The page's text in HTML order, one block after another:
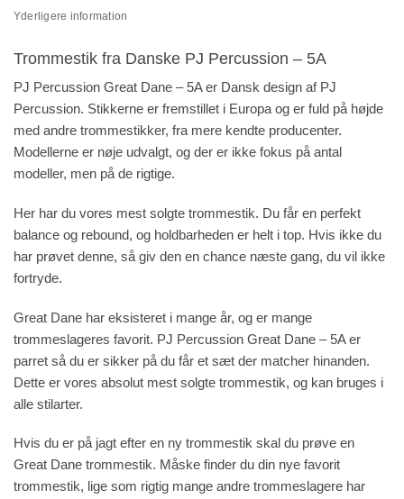
Yderligere information
Trommestik fra Danske PJ Percussion – 5A
PJ Percussion Great Dane – 5A er Dansk design af PJ
Percussion. Stikkerne er fremstillet i Europa og er fuld på højde
med andre trommestikker, fra mere kendte producenter.
Modellerne er nøje udvalgt, og der er ikke fokus på antal
modeller, men på de rigtige.
Her har du vores mest solgte trommestik. Du får en perfekt
balance og rebound, og holdbarheden er helt i top. Hvis ikke du
har prøvet denne, så giv den en chance næste gang, du vil ikke
fortryde.
Great Dane har eksisteret i mange år, og er mange
trommeslageres favorit. PJ Percussion Great Dane – 5A er
parret så du er sikker på du får et sæt der matcher hinanden.
Dette er vores absolut mest solgte trommestik, og kan bruges i
alle stilarter.
Hvis du er på jagt efter en ny trommestik skal du prøve en
Great Dane trommestik. Måske finder du din nye favorit
trommestik, lige som rigtig mange andre trommeslagere har